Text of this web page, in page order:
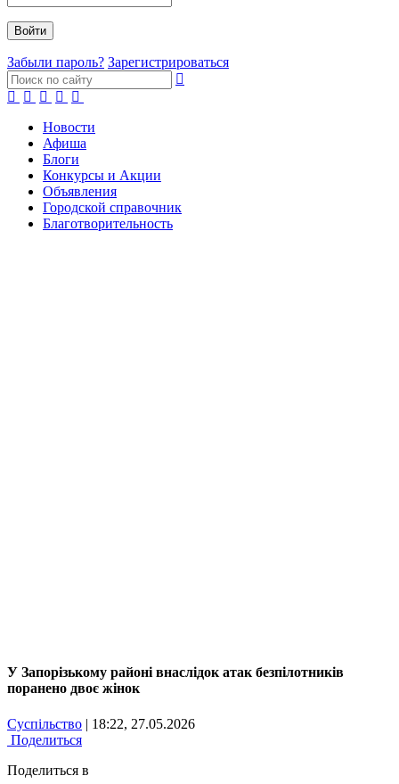
Забыли пароль? Зарегистрироваться
Новости
Афиша
Блоги
Конкурсы и Акции
Объявления
Городской справочник
Благотворительность
У Запорізькому районі внаслідок атак безпілотників
поранено двоє жінок
Суспільство | 18:22, 27.05.2026
Поделиться
Поделиться в